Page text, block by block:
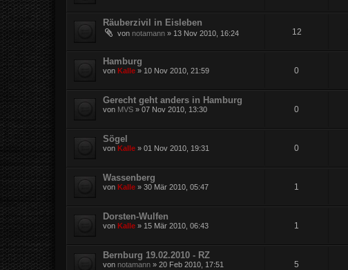
Räuberzivil in Eisleben
von notamann » 13 Nov 2010, 16:24 12
Hamburg
von Kalle » 10 Nov 2010, 21:59 0
Gerecht geht anders in Hamburg
von MVS » 07 Nov 2010, 13:30 0
Sögel
von Kalle » 01 Nov 2010, 19:31 0
Wassenberg
von Kalle » 30 Mär 2010, 05:47 1
Dorsten-Wulfen
von Kalle » 15 Mär 2010, 06:43 1
Bernburg 19.02.2010 - RZ
von notamann » 20 Feb 2010, 17:51 5